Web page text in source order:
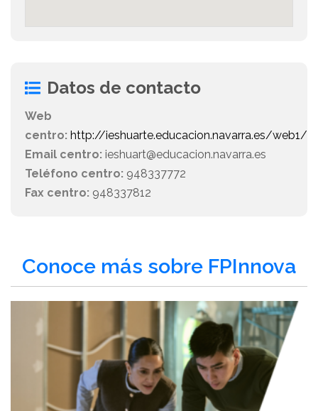
Datos de contacto
Web
centro: http://ieshuarte.educacion.navarra.es/web1/
Email centro: ieshuart@educacion.navarra.es
Teléfono centro: 948337772
Fax centro: 948337812
Conoce más sobre FPInnova